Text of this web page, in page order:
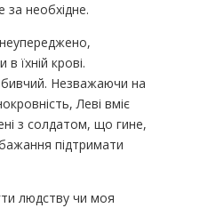
необхідне.
неупереджено,
їхній крові.
Незважаючи на
Леві вміє
з солдатом, що гине,
підтримати
людству чи моя